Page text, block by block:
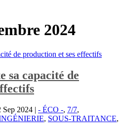
2024
sa capacité de
Sep 2024 | - ÉCO -, 7/7,
, SOUS-TRAITANCE,